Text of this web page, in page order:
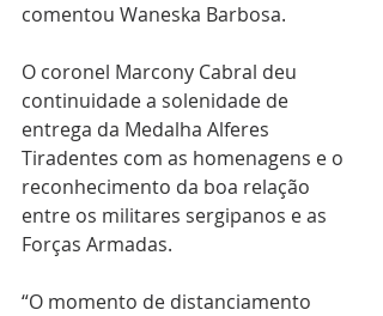
comentou Waneska Barbosa.
O coronel Marcony Cabral deu
continuidade a solenidade de
entrega da Medalha Alferes
Tiradentes com as homenagens e o
reconhecimento da boa relação
entre os militares sergipanos e as
Forças Armadas.
“O momento de distanciamento